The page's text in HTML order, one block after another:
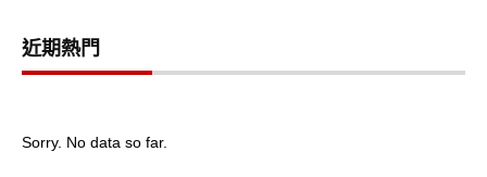
近期熱門
Sorry. No data so far.